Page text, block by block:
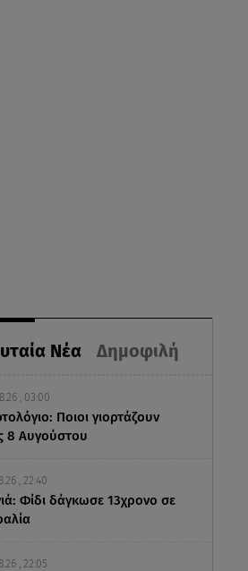
Νέα Δημοφιλή
, 03:00
Ποιοι γιορτάζουν
8 Αυγούστου
, 22:40
Φίδι δάγκωσε 13χρονο σε
, 22:05